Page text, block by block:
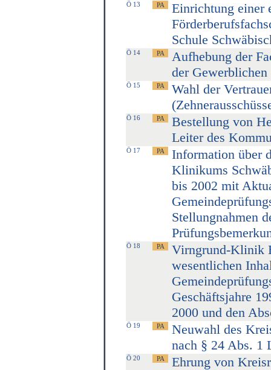
Ö 13
Einrichtung einer
Schule
Ö 14
Aufhebung der
der
Ö 15
Wahl der
Ö 16
Bestellung von
Leiter des
Ö 17
Information über
Klinikums
bis 2002 mit
Stellungnahmen
Ö 18
Virngrund-Klinik
wesentlichen
Geschäftsjahre
2000 und den
Ö 19
Neuwahl des
nach § 24 Abs. 1
Ö 20 Ehrung von